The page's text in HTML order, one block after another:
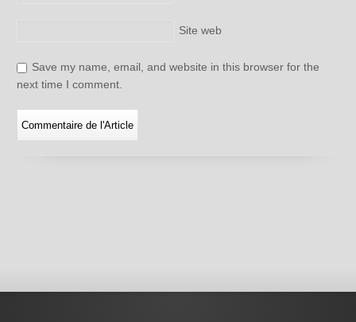
Site web
Save my name, email, and website in this browser for the
next time I comment.